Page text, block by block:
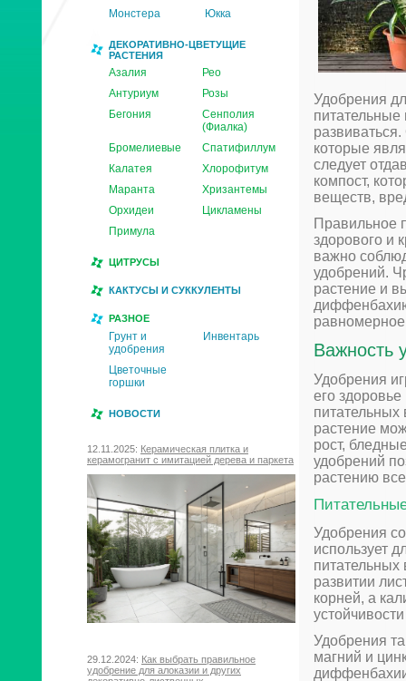
Монстера Юкка
ДЕКОРАТИВНО-ЦВЕТУЩИЕ
РАСТЕНИЯ
Азалия
Рео
Антуриум
Розы
Бегония
Сенполия
(Фиалка)
Бромелиевые
Спатифиллум
Калатея
Хлорофитум
Маранта
Хризантемы
Орхидеи
Цикламены
Примула
ЦИТРУСЫ
КАКТУСЫ И СУККУЛЕНТЫ
РАЗНОЕ
Грунт и
удобрения
Инвентарь
Цветочные
горшки
НОВОСТИ
12.11.2025: Керамическая плитка и
керамогранит с имитацией дерева и паркета
29.12.2024: Как выбрать правильное
удобрение для алоказии и других
Удобрения
которые
следует
компост,
веществ,
Правильное
здорового и
важно
удобрений.
растение и
Важность
Удобрения
его
питательных
растение
рост,
удобрений
растению
Удобрения
использует
питательных
развитии
корней, а
устойчивости
Удобрения
магний и